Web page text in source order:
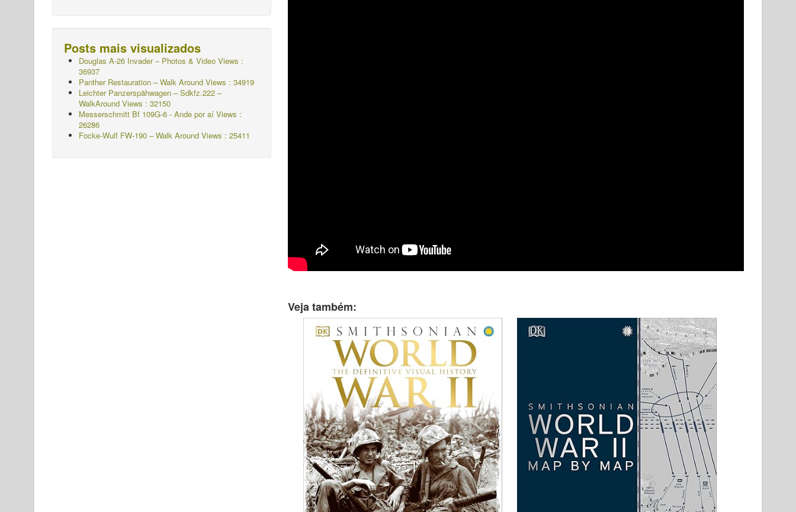
Veja também:
Posts mais visualizados
Douglas A-26 Invader – Photos & Video Views :
36937
Panther Restauration – Walk Around Views : 34919
Leichter Panzerspähwagen – Sdkfz.222 –
WalkAround Views : 32150
Messerschmitt Bf 109G-6 - Ande por aí Views :
26286
Focke-Wulf FW-190 – Walk Around Views : 25411